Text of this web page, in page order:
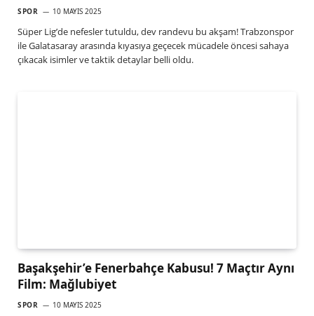
SPOR 10 MAYIS 2025
Süper Lig’de nefesler tutuldu, dev randevu bu akşam! Trabzonspor
ile Galatasaray arasında kıyasıya geçecek mücadele öncesi sahaya
çıkacak isimler ve taktik detaylar belli oldu.
Başakşehir’e Fenerbahçe Kabusu! 7 Maçtır Aynı
Film: Mağlubiyet
SPOR 10 MAYIS 2025